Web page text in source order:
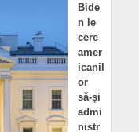
Bide
n le
cere
amer
icanil
or
să-și
admi
nistr